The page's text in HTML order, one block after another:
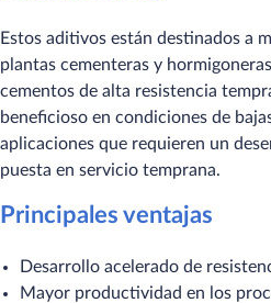
Estos aditivos están destinados a
plantas cementeras y
cementos de alta resistencia
beneficioso en condiciones de
aplicaciones que requieren un
puesta en servicio temprana.
Principales ventajas
Desarrollo acelerado de
Mayor productividad en los